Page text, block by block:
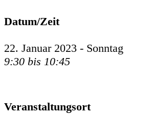
Datum/Zeit
22. Januar 2023 - Sonntag
9:30 bis 10:45
Veranstaltungsort